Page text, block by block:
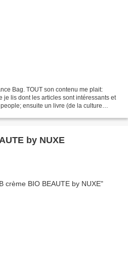
Bag. TOUT son contenu me plait:
je lis dont les articles sont intéressants et
ensuite un livre (de la culture
by NUXE